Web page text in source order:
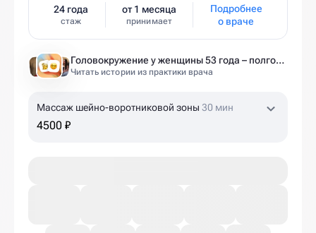
24 года
стаж
от 1 месяца
принимает
Подробнее
о враче
Головокружение у женщины 53 года – полгода без диагноза и 6 занятий до результата
Читать истории из практики врача
Массаж шейно-воротниковой зоны 30 мин
4500 ₽